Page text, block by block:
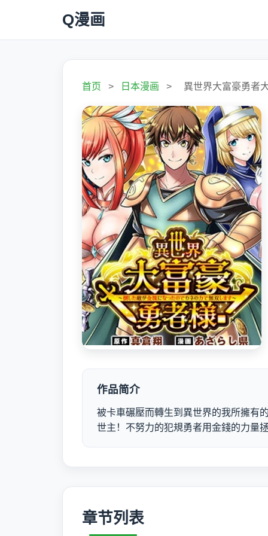
Q漫画
首页 > 日本漫画 > 異世界大富豪勇者
作品简介
被卡車碾壓而轉生到異世界的我所擁有
世主！不努力的犯規勇者用金錢的力量
章节列表